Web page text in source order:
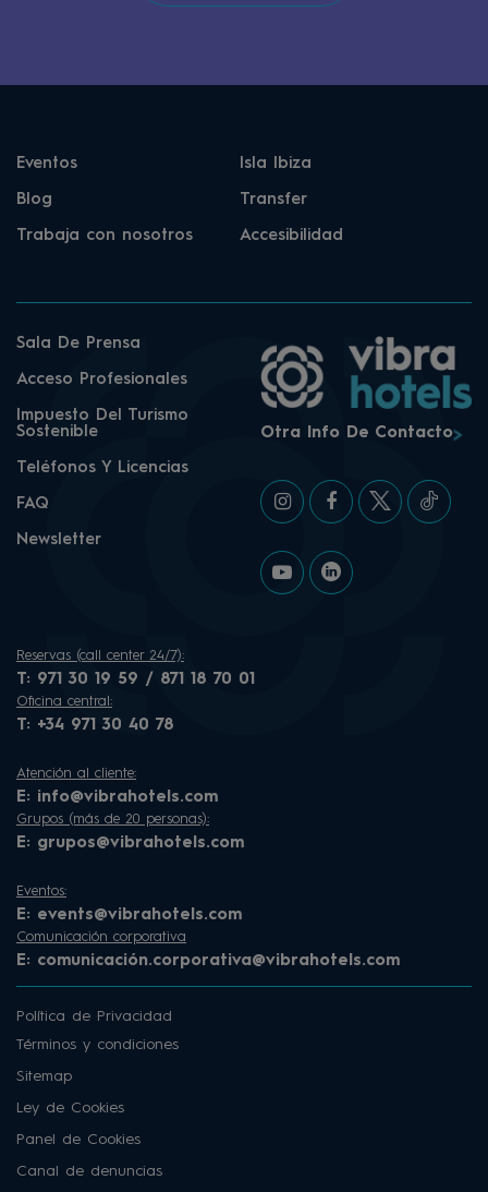
Eventos Isla Ibiza
Blog Transfer
Trabaja con nosotros Accesibilidad
Sala De Prensa
Acceso Profesionales
Impuesto Del Turismo
Sostenible
Teléfonos Y Licencias
FAQ
Newsletter
Otra Info De Contacto
Reservas (call center 24/7):
T: 971 30 19 59 / 871 18 70 01
Oficina central:
T: +34 971 30 40 78
Atención al cliente:
E: info@vibrahotels.com
Grupos (más de 20 personas):
E: grupos@vibrahotels.com
Eventos:
E: events@vibrahotels.com
Comunicación corporativa
E: comunicación.corporativa@vibrahotels.com
Política de Privacidad
Términos y condiciones
Sitemap
Ley de Cookies
Panel de Cookies
Canal de denuncias